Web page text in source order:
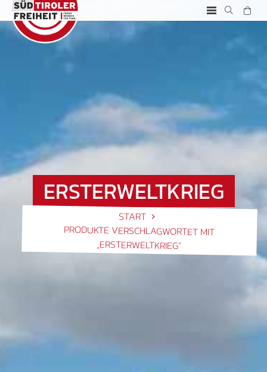
ERSTERWELTKRIEG
START
PRODUKTE VERSCHLAGWORTET MIT
„ERSTERWELTKRIEG“